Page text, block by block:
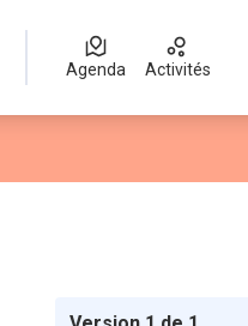
Agenda Activités